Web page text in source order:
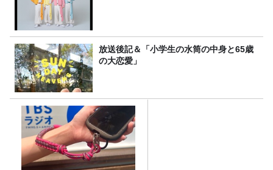
放送後記＆「小学生の水筒の中身と65歳
の大恋愛」